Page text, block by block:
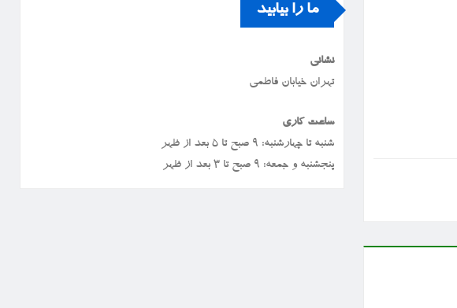
ما را بیابید
نشانی
تهران خیابان فاطمی
ساعت کاری
شنبه تا چهارشنبه: ۹ صبح تا ۵ بعد از ظهر
پنجشنبه و جمعه: ۹ صبح تا ۳ بعد از ظهر